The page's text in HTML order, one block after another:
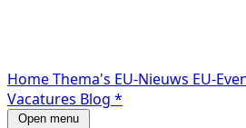
HomeThema's EU-Nieuws EU-
Vacatures Blog *
Open menu